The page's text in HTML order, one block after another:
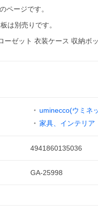
ページです。
は別売りです。
ーゼット 衣装ケース 収納ボ
uminecco(ウミネ
家具、インテリア
4941860135036
GA-25998